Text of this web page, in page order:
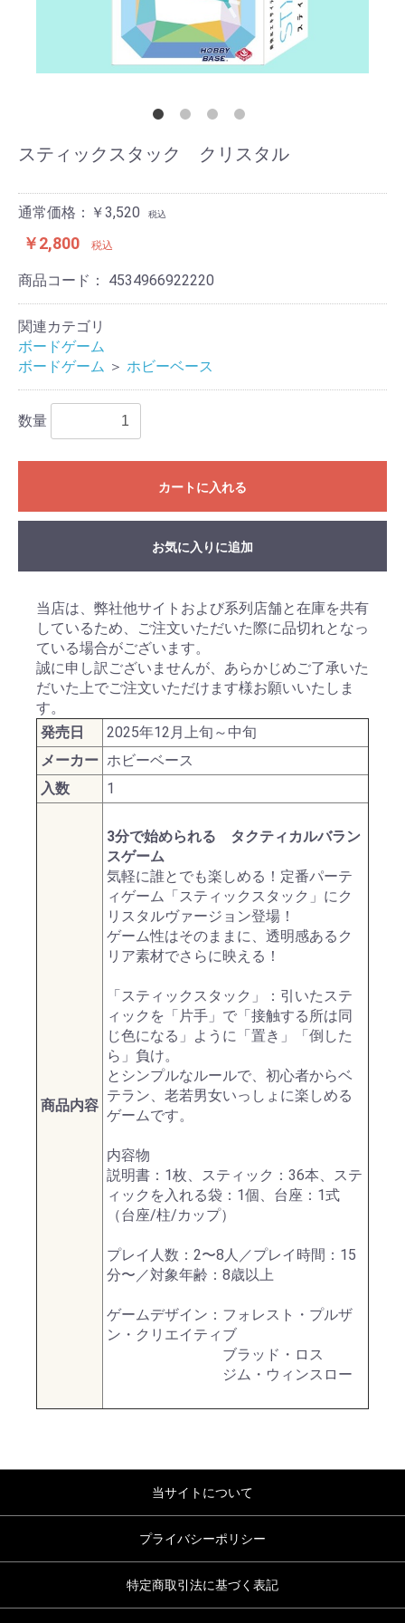
スティックスタック クリスタル
通常価格：￥3,520 税込
￥2,800 税込
商品コード： 4534966922220
関連カテゴリ
ボードゲーム
ボードゲーム ＞ ホビーベース
数量
カートに入れる
お気に入りに追加
当店は、弊社他サイトおよび系列店舗と在庫を共有
しているため、ご注文いただいた際に品切れとなっ
ている場合がございます。
誠に申し訳ございませんが、あらかじめご了承いた
だいた上でご注文いただけます様お願いいたしま
す。
発売日
2025年12月上旬～中旬
メーカー ホビーベース
入数
1
商品内容
3分で始められる タクティカルバラン
スゲーム
気軽に誰とでも楽しめる！定番パーテ
ィゲーム「スティックスタック」にク
リスタルヴァージョン登場！
ゲーム性はそのままに、透明感あるク
リア素材でさらに映える！
「スティックスタック」：引いたステ
ィックを「片手」で「接触する所は同
じ色になる」ように「置き」「倒した
ら」負け。
とシンプルなルールで、初心者からベ
テラン、老若男女いっしょに楽しめる
ゲームです。
内容物
説明書：1枚、スティック：36本、ステ
ィックを入れる袋：1個、台座：1式
（台座/柱/カップ）
プレイ人数：2〜8人／プレイ時間：15
分〜／対象年齢：8歳以上
ゲームデザイン：フォレスト・プルザ
ン・クリエイティブ
ブラッド・ロス
ジム・ウィンスロー
当サイトについて
プライバシーポリシー
特定商取引法に基づく表記